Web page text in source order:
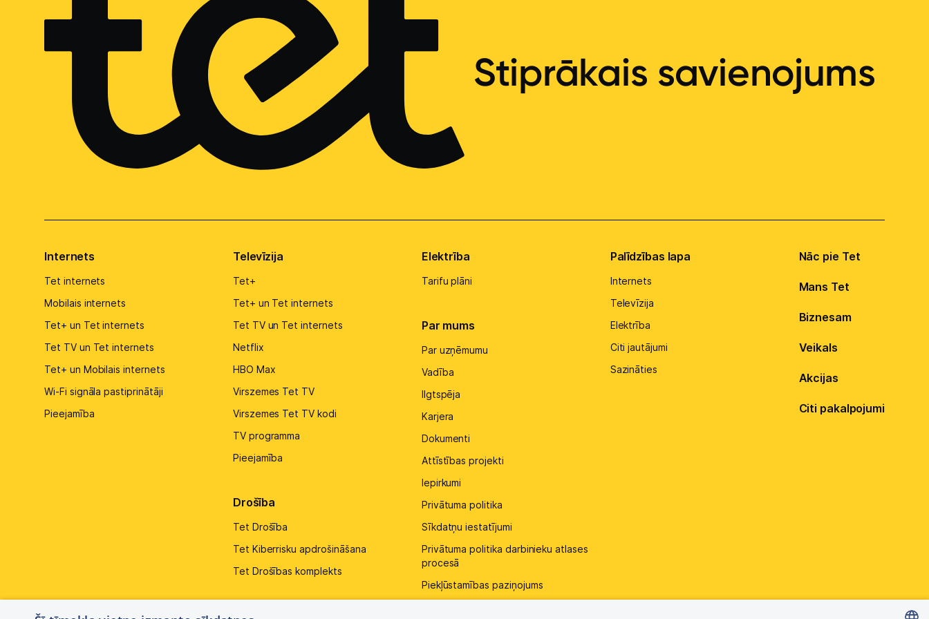
Stiprākais savienojums
Internets
Tet internets
Mobilais internets
Tet+ un Tet internets
Tet TV un Tet internets
Tet+ un Mobilais internets
Wi-Fi signāla pastiprinātāji
Pieejamība
Televīzija
Tet+
Tet+ un Tet internets
Tet TV un Tet internets
Netflix
HBO Max
Virszemes Tet TV
Virszemes Tet TV kodi
TV programma
Pieejamība
Drošība
Tet Drošība
Tet Kiberrisku apdrošināšana
Tet Drošības komplekts
Elektrība
Tarifu plāni
Par mums
Par uzņēmumu
Vadība
Ilgtspēja
Karjera
Dokumenti
Attīstības projekti
Iepirkumi
Privātuma politika
Sīkdatņu iestatījumi
Privātuma politika darbinieku atlases
procesā
Piekļūstamības paziņojums
Palīdzības lapa
Internets
Televīzija
Elektrība
Citi jautājumi
Sazināties
Nāc pie Tet
Mans Tet
Biznesam
Veikals
Akcijas
Citi pakalpojumi